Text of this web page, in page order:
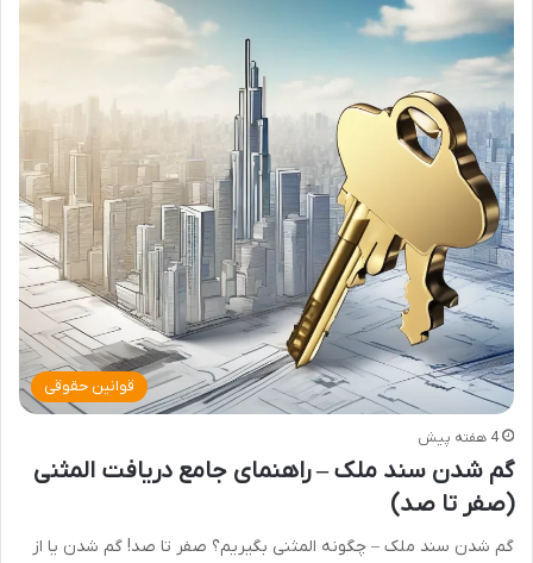
قوانین حقوقی
4 هفته پیش
گم شدن سند ملک – راهنمای جامع دریافت المثنی
(صفر تا صد)
گم شدن سند ملک – چگونه المثنی بگیریم؟ صفر تا صد! گم شدن یا از